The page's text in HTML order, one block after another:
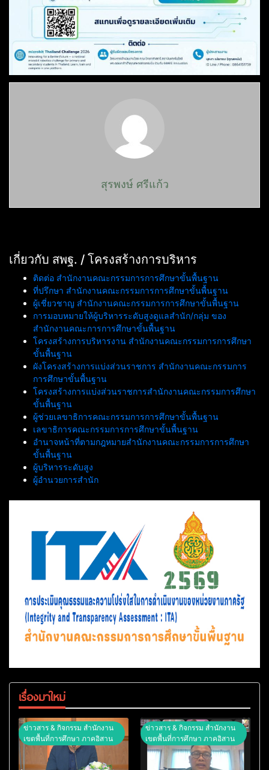
สุรพงษ์ ศรีแก้ว
เกี่ยวกับ สพฐ. / โครงสร้างการบริหาร
ติดต่อ สำนักงานคณะกรรมการการศึกษาขั้นพื้นฐาน
ที่ปรึกษา สำนักงานคณะกรรมการการศึกษาขั้นพื้นฐาน
ผู้เชี่ยวชาญ สำนักงานคณะกรรมการการศึกษาขั้นพื้นฐาน
การมอบหมายให้ผู้บริหารระดับสูงดูแลสำนัก/กลุ่ม ของ
สำนักงานคณะการการศึกษาขั้นพื้นฐาน
โครงสร้างการบริหารงาน สำนักงานคณะกรรมการการศึกษา
ขั้นพื้นฐาน
ผังโครงสร้างการแบ่งส่วนราชการ สำนักงานคณะกรรมการ
การศึกษาขั้นพื้นฐาน
โครงสร้างการแบ่งส่วนราชการสำนักงานคณะกรรมการศึกษา
ขั้นพื้นฐาน
ผู้ช่วยเลขาธิการคณะกรรมการการศึกษาขั้นพื้นฐาน
เลขาธิการคณะกรรมการการศึกษาขั้นพื้นฐาน
อำนาจหน้าที่ตามกฎหมายสำนักงานคณะกรรมการการศึกษา
ขั้นพื้นฐาน
ผู้บริหารระดับสูง
ผู้อำนวยการสำนัก
เรื่องมาใหม่
ข่าวสาร & กิจกรรม สำนักงาน
เขตพื้นที่การศึกษา ภาคอิสาน
ข่าวสาร & กิจกรรม สำนักงาน
เขตพื้นที่การศึกษา ภาคอิสาน